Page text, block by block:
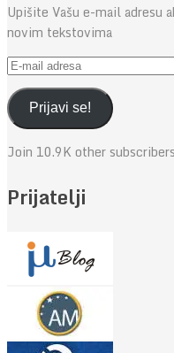
Upišite Vašu e-mail adresu
novim tekstovima
E-
mail
adresaPrijavi se!
Join 10.9K other subscribers
Prijatelji